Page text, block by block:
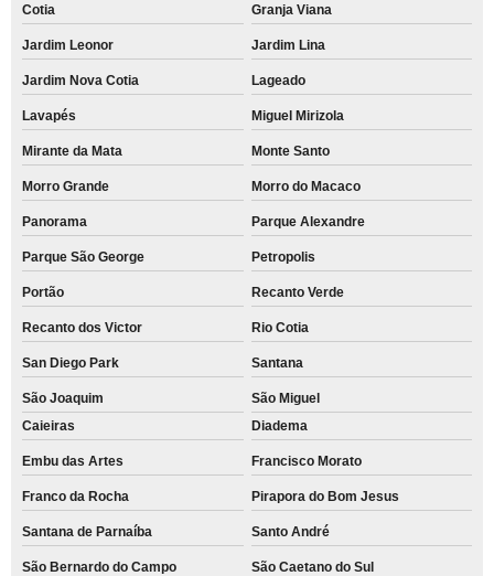
Cotia Granja Viana
Jardim Leonor Jardim Lina
Jardim Nova Cotia Lageado
Lavapés Miguel Mirizola
Mirante da Mata Monte Santo
Morro Grande Morro do Macaco
Panorama Parque Alexandre
Parque São George Petropolis
Portão Recanto Verde
Recanto dos Victor Rio Cotia
San Diego Park Santana
São Joaquim
São Miguel
Caieiras
Diadema
Embu das Artes Francisco Morato
Franco da Rocha Pirapora do Bom Jesus
Santana de Parnaíba Santo André
São Bernardo do Campo São Caetano do Sul